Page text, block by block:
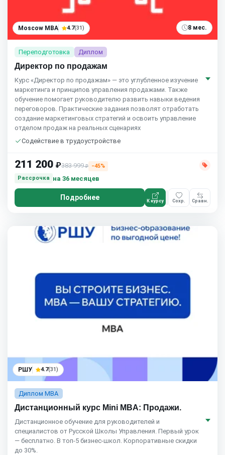
Moscow MBA 4.7(31) 8 мес.
Переподготовка Диплом
Директор по продажам
Курс «Директор по продажам» — это углубленное изучение
маркетинга и принципов управления продажами. Также
обучение помогает руководителю развить навыки ведения
переговоров. Практические задания позволят отработать
создание маркетинговых стратегий и освоить управление
отделом продаж на реальных сценариях
Содействие в трудоустройстве
211 200 ₽383 999₽
−45%
Рассрочка
на 36 месяцев
Подробнее К курсу Сохр. Сравн.
РШУ 4.7(31)
Диплом MBA
Дистанционный курс Mini MBA: Продажи.
Дистанционное обучение для руководителей и
специалистов от Русской Школы Управления. Первый урок
— бесплатно. В топ-5 бизнес-школ. Корпоративные скидки
до 30%.